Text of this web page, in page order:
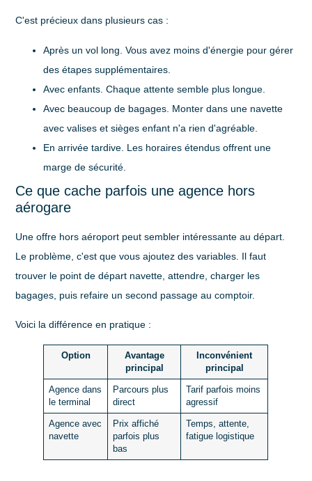
C'est précieux dans plusieurs cas :
Après un vol long . Vous avez moins d'énergie pour gérer
des étapes supplémentaires.
Avec enfants . Chaque attente semble plus longue.
Avec beaucoup de bagages . Monter dans une navette
avec valises et sièges enfant n'a rien d'agréable.
En arrivée tardive . Les horaires étendus offrent une
marge de sécurité.
Ce que cache parfois une agence hors
aérogare
Une offre hors aéroport peut sembler intéressante au départ.
Le problème, c'est que vous ajoutez des variables. Il faut
trouver le point de départ navette, attendre, charger les
bagages, puis refaire un second passage au comptoir.
Voici la différence en pratique :
Option
Avantage
principal
Inconvénient
principal
Agence dans
le terminal
Parcours plus
direct
Tarif parfois moins
agressif
Agence avec
navette
Prix affiché
parfois plus
bas
Temps, attente,
fatigue logistique